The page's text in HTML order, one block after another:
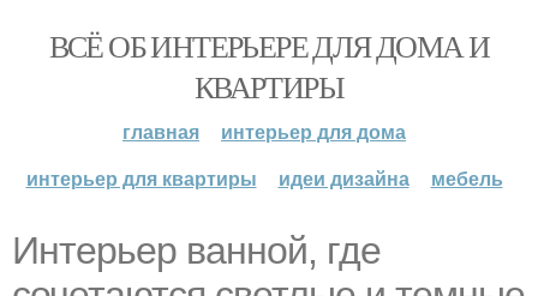
ВСЁ ОБ ИНТЕРЬЕРЕ ДЛЯ ДОМА И
КВАРТИРЫ
главная
интерьер для дома
интерьер для квартиры
идеи дизайна мебель
Интерьер ванной, где